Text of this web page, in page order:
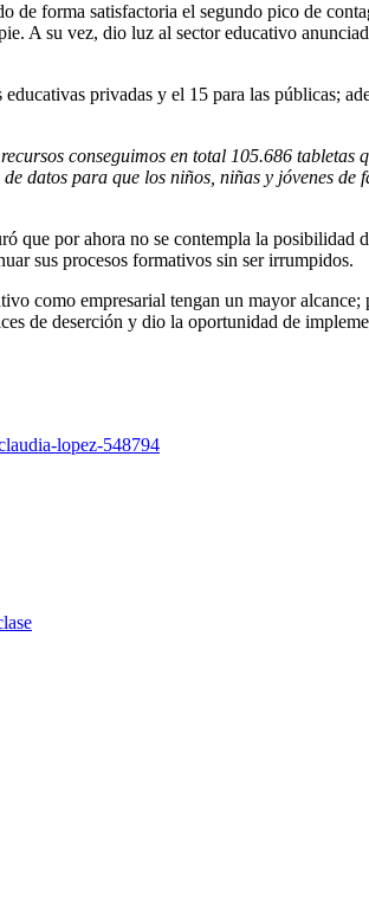
de forma satisfactoria el segundo pico de
A su vez, dio luz al sector educativo
privadas y el 15 para las públicas;
conseguimos en total 105.686 tabletas
datos para que los niños, niñas y jóvenes de
que por ahora no se contempla la posibilidad
sus procesos formativos sin ser irrumpidos.
como empresarial tengan un mayor alcance;
de deserción y dio la oportunidad de
lopez-548794